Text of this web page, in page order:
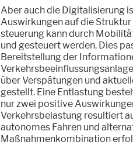
Aber auch die Digitalisierung
Auswirkungen auf die
steuerung kann durch
und gesteuert werden. Dies
Bereitstellung der
über Verspätungen und
gestellt. Eine Entlastung
nur zwei positive
Verkehrsbelastung resultiert
autonomes Fahren und
Maßnahmenkombination